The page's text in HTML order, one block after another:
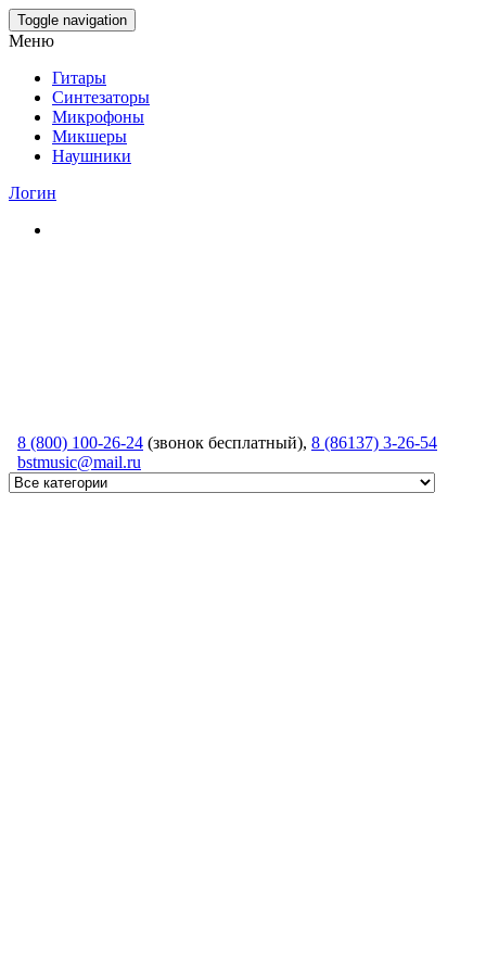
Skip
to
content
Toggle navigation
Меню
Гитары
Синтезаторы
Микрофоны
Микшеры
Наушники
Логин
8 (800) 100-26-24 (звонок бесплатный), 8 (86137) 3-26-54
bstmusic@mail.ru